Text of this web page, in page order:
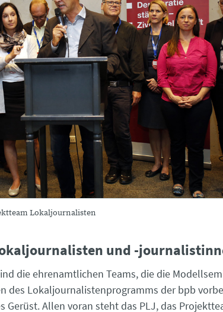
Lokaljournalisten
und -
die ehrenamtlichen Teams, die die
des Lokaljournalistenprogramms der bpb
Gerüst. Allen voran steht das PLJ, das